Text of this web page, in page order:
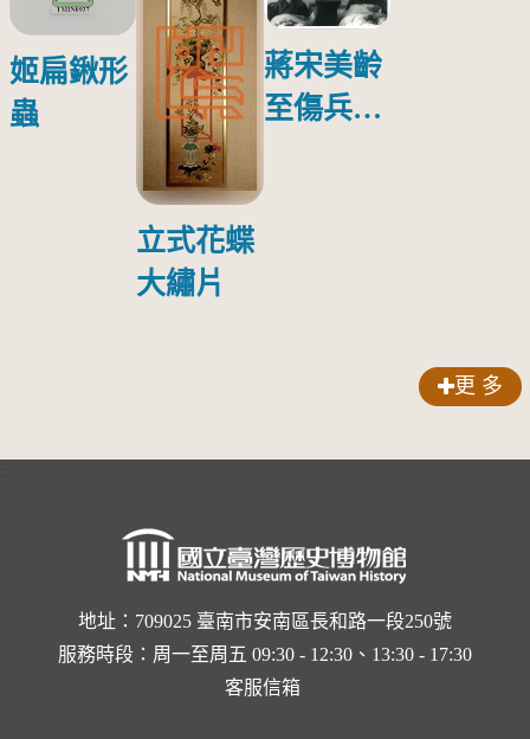
姬扁鍬形
蟲
立式花蝶
大繡片
蔣宋美齡
至傷兵醫
傷日本戰
更 多
地址：709025 臺南市安南區長和路一段250號
服務時段：周一至周五 09:30 - 12:30、13:30 - 17:30
客服信箱